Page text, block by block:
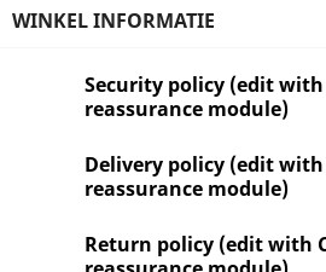
WINKEL INFORMATIE
Security policy (edit
reassurance module)
Delivery policy (edit
reassurance module)
Return policy (edit with